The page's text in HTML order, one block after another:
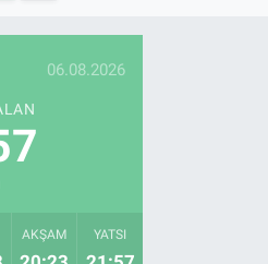
06.08.2026
AKŞAM YATSI